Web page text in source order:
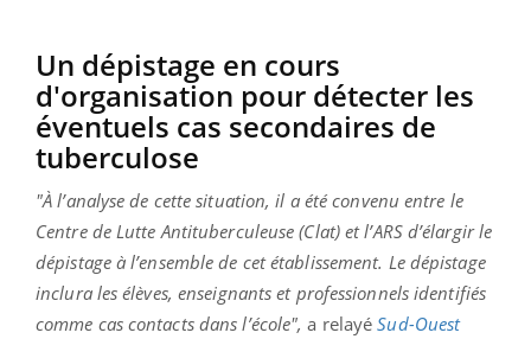
Un dépistage en cours
d'organisation pour détecter les
éventuels cas secondaires de
tuberculose
"À l’analyse de cette situation, il a été convenu entre le
Centre de Lutte Antituberculeuse (Clat) et l’ARS d’élargir le
dépistage à l’ensemble de cet établissement. Le dépistage
inclura les élèves, enseignants et professionnels identifiés
comme cas contacts dans l’école", a relayéSud-Ouest